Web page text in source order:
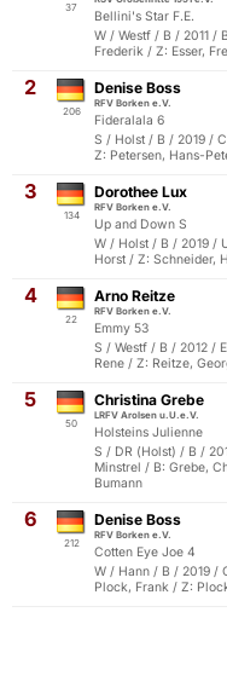
37
Bellini's Star F.E.
W / Westf / B / 2011 /
Frederik / Z: Esser,
2
206
Denise Boss
RFV Borken e.V.
Fideralala 6
S / Holst / B / 2019 /
Z: Petersen, Hans-
3
134
Dorothee Lux
RFV Borken e.V.
Up and Down S
W / Holst / B / 2019 /
Horst / Z: Schneider,
4
22
Arno Reitze
RFV Borken e.V.
Emmy 53
S / Westf / B / 2012 /
Rene / Z: Reitze,
5
50
Christina Grebe
LRFV Arolsen u.U.e.V.
Holsteins Julienne
S / DR (Holst) / B /
Minstrel / B: Grebe,
Bumann
6
212
Denise Boss
RFV Borken e.V.
Cotten Eye Joe 4
W / Hann / B / 2019 /
Plock, Frank / Z: